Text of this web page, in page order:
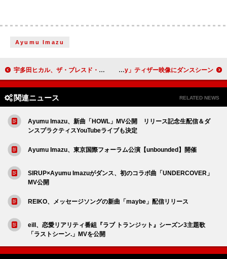
Ayumu Imazu
宇多田ヒカル、ザ・ブレスド・マドンナがリミックスした「Mine or Yours」ビジュアライザー公開 Travis Japan、新曲「Disco Baby」ティザー映像にダンスシーン
関連ニュース RELATED NEWS
Ayumu Imazu、新曲「HOWL」MV公開 リリース記念生配信＆ダ
ンスプラクティスYouTubeライブも決定
Ayumu Imazu、東京国際フォーラム公演【unbounded】開催
SIRUP×Ayumu Imazuがダンス、初のコラボ曲「UNDERCOVER」
MV公開
REIKO、メッセージソングの新曲「maybe」配信リリース
eill、恋愛リアリティ番組『ラブ トランジット』シーズン3主題歌
「ラストシーン.」MVを公開